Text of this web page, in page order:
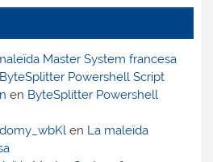
Master System francesa
ByteSplitter Powershell Script
en ByteSplitter Powershell
en La maleïda